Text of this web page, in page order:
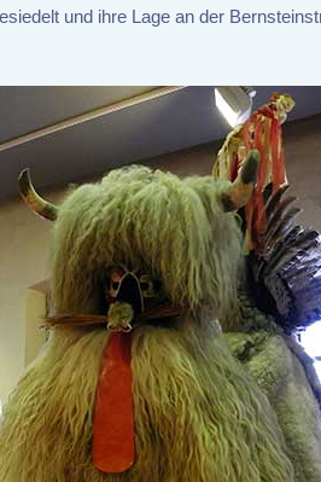
und ihre Lage an der